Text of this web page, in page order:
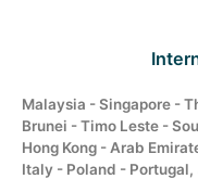
Malaysia - Singapore -
Brunei - Timo Leste -
Hong Kong - Arab
Italy - Poland - Portugal,